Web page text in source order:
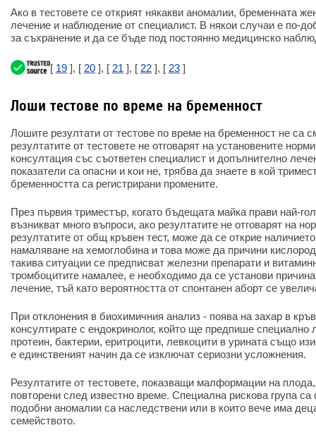
Ако в тестовете се открият някакви аномалии, бременната
лечение и наблюдение от специалист. В някои случаи е по-
за съхранение и да се бъде под постоянно медицинско
[ 19 ], [ 20 ], [ 21 ], [ 22 ], [ 23 ]
Лоши тестове по време на бременност
Лошите резултати от тестове по време на бременност не са
резултатите от тестовете не отговарят на установените
консултация със съответен специалист и допълнително
показатели са опасни и кои не, трябва да знаете в кой
бременността са регистрирани промените.
През първия триместър, когато бъдещата майка прави най-
възникват много въпроси, ако резултатите не отговарят на
резултатите от общ кръвен тест, може да се открие
намаляване на хемоглобина и това може да причини
такива ситуации се предписват железни препарати и
тромбоцитите намалее, е необходимо да се установи
лечение, тъй като вероятността от спонтанен аборт се
При отклонения в биохимичния анализ - поява на захар в
консултирате с ендокринолог, който ще предпише специално
протеин, бактерии, еритроцити, левкоцити в урината също
е единственият начин да се изключат сериозни усложнения.
Резултатите от тестовете, показващи малформации на
повторени след известно време. Специална рискова група са
подобни аномалии са наследствени или в които вече има
семейството.